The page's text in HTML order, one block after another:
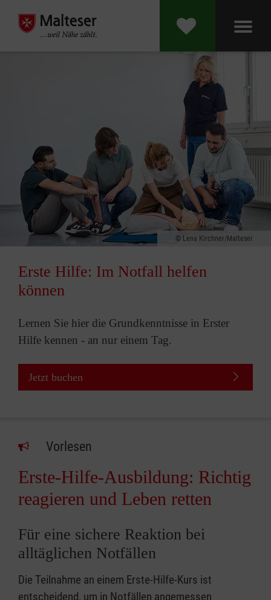
Lena Kirchner/Malteser
Erste Hilfe: Im Notfall helfen
können
Lernen Sie hier die Grundkenntnisse in Erster
Hilfe kennen - an nur einem Tag.
Jetzt buchen
Vorlesen
Erste-Hilfe-Ausbildung: Richtig
reagieren und Leben retten
Für eine sichere Reaktion bei
alltäglichen Notfällen
Die Teilnahme an einem Erste-Hilfe-Kurs ist
entscheidend, um in Notfällen angemessen